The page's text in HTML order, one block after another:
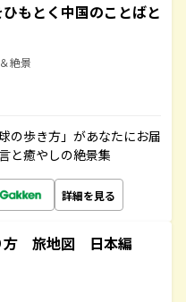
もとく中国のことばと
絶景
の歩き方」があなたにお届
と癒やしの絶景集
詳細を見る
方 旅地図 日本編